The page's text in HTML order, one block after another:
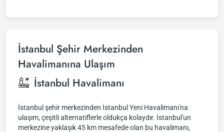
İstanbul Şehir Merkezinden
Havalimanına Ulaşım
İstanbul Havalimanı
İstanbul şehir merkezinden İstanbul Yeni Havalimanı'na
ulaşım, çeşitli alternatiflerle oldukça kolaydır. İstanbul'un
merkezine yaklaşık 45 km mesafede olan bu havalimanı,